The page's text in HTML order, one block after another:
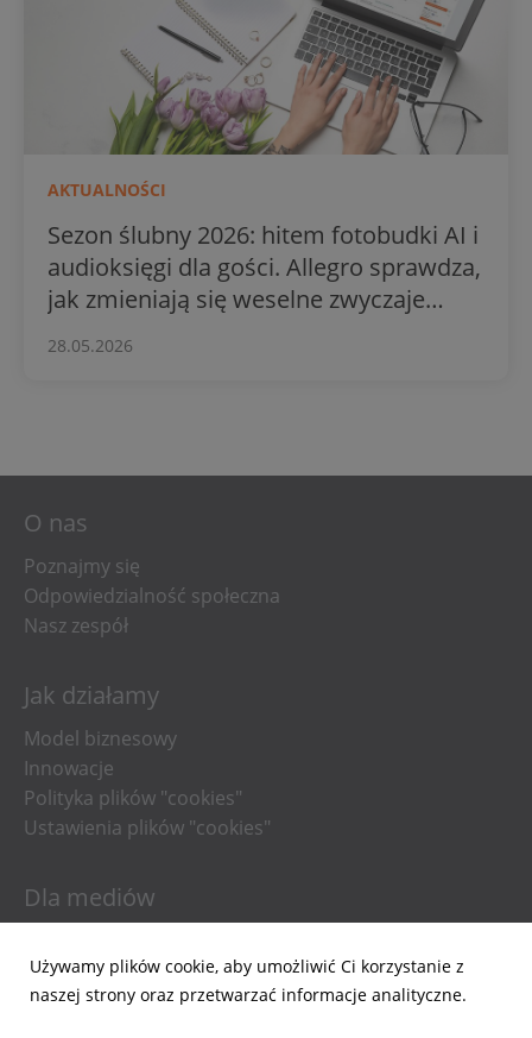
AKTUALNOŚCI
Sezon ślubny 2026: hitem fotobudki AI i
audioksięgi dla gości. Allegro sprawdza,
jak zmieniają się weselne zwyczaje
28.05.2026
O nas
Poznajmy się
Odpowiedzialność społeczna
Nasz zespół
Jak działamy
Model biznesowy
Innowacje
Polityka plików "cookies"
Ustawienia plików "cookies"
Dla mediów
Materiały do pobrania
Powiadomienia email
Używamy plików cookie, aby umożliwić Ci korzystanie z
naszej strony oraz przetwarzać informacje analityczne.